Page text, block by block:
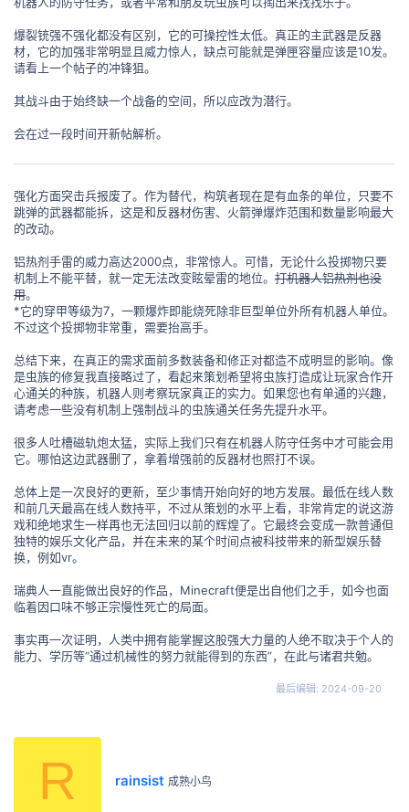
爆裂铳强不强化都没有区别，它的可操控性太低。真正的主武器是反器
材，它的加强非常明显且威力惊人，缺点可能就是弹匣容量应该是10发。
请看上一个帖子的冲锋狙。
其战斗由于始终缺一个战备的空间，所以应改为潜行。
会在过一段时间开新帖解析。
强化方面突击兵报废了。作为替代，构筑者现在是有血条的单位，只要不
跳弹的武器都能拆，这是和反器材伤害、火箭弹爆炸范围和数量影响最大
的改动。
铝热剂手雷的威力高达2000点，非常惊人。可惜，无论什么投掷物只要
机制上不能平替，就一定无法改变眩晕雷的地位。 打机器人铝热剂也没
用。
*它的穿甲等级为7，一颗爆炸即能烧死除非巨型单位外所有机器人单位。
不过这个投掷物非常重，需要抬高手。
总结下来，在真正的需求面前多数装备和修正对都造不成明显的影响。像
是虫族的修复我直接略过了，看起来策划希望将虫族打造成让玩家合作开
心通关的种族，机器人则考察玩家真正的实力。如果您也有单通的兴趣，
请考虑一些没有机制上强制战斗的虫族通关任务先提升水平。
很多人吐槽磁轨炮太猛，实际上我们只有在机器人防守任务中才可能会用
它。哪怕这边武器删了，拿着增强前的反器材也照打不误。
总体上是一次良好的更新，至少事情开始向好的地方发展。最低在线人数
和前几天最高在线人数持平，不过从策划的水平上看，非常肯定的说这游
戏和绝地求生一样再也无法回归以前的辉煌了。它最终会变成一款普通但
独特的娱乐文化产品，并在未来的某个时间点被科技带来的新型娱乐替
换，例如vr。
瑞典人一直能做出良好的作品，Minecraft便是出自他们之手，如今也面
临着因口味不够正宗慢性死亡的局面。
事实再一次证明，人类中拥有能掌握这股强大力量的人绝不取决于个人的
能力、学历等“通过机械性的努力就能得到的东西”，在此与诸君共勉。
最后编辑: 2024-09-20
R
撰
写
rainsist 成熟小鸟